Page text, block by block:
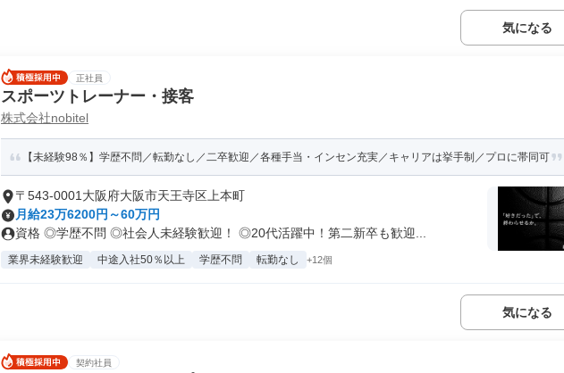
気になる
正社員
スポーツトレーナー・接客
株式会社nobitel
【未経験98％】学歴不問／転勤なし／二卒歓迎／各種手当・インセン充実／キャリアは挙手制／プロに帯同可
〒543-0001大阪府大阪市天王寺区上本町
月給23万6200円～60万円
資格 ◎学歴不問 ◎社会人未経験歓迎！ ◎20代活躍中！第二新卒も歓迎...
業界未経験歓迎 中途入社50％以上 学歴不問 転勤なし +12個
気になる
契約社員